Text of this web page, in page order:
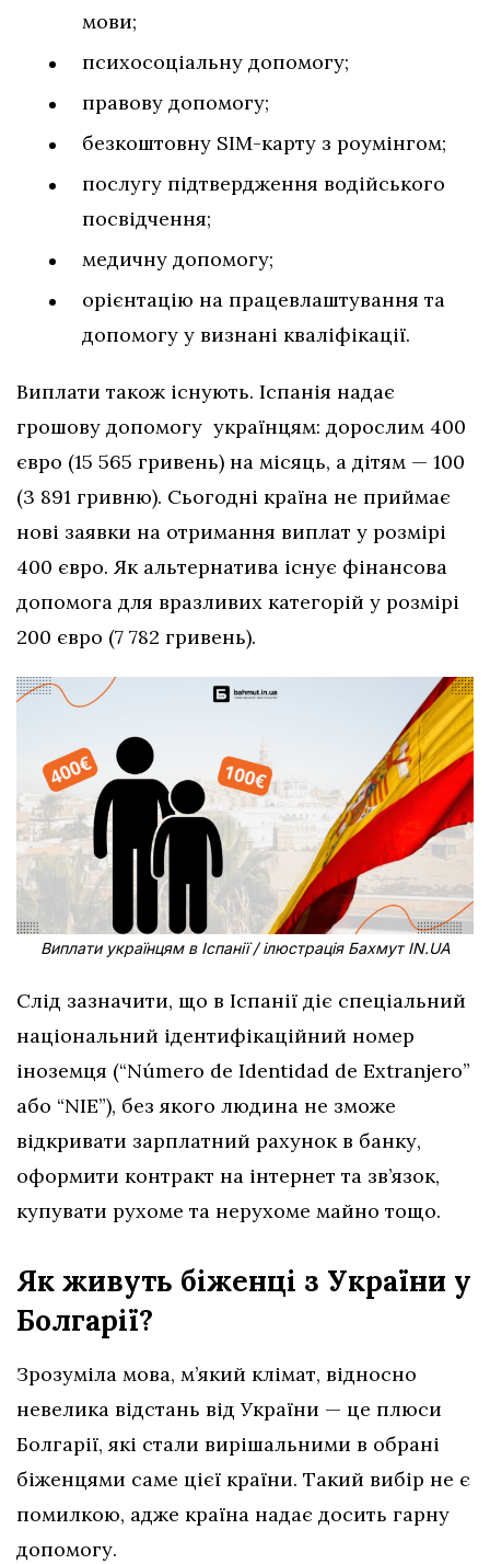
мови;
психосоціальну допомогу;
правову допомогу;
безкоштовну SIM-карту з роумінгом;
послугу підтвердження водійського
посвідчення;
медичну допомогу;
орієнтацію на працевлаштування та
допомогу у визнані кваліфікації.
Виплати також існують. Іспанія надає
грошову допомогу українцям: дорослим 400
євро (15 565 гривень) на місяць, а дітям — 100
(3 891 гривню). Сьогодні країна не приймає
нові заявки на отримання виплат у розмірі
400 євро. Як альтернатива існує фінансова
допомога для вразливих категорій у розмірі
200 євро (7 782 гривень).
Виплати українцям в Іспанії / ілюстрація Бахмут IN.UA
Слід зазначити, що в Іспанії діє спеціальний
національний ідентифікаційний номер
іноземця (“Número de Identidad de Extranjero”
або “NIE”), без якого людина не зможе
відкривати зарплатний рахунок в банку,
оформити контракт на інтернет та зв’язок,
купувати рухоме та нерухоме майно тощо.
Як живуть біженці з України у
Болгарії?
Зрозуміла мова, м’який клімат, відносно
невелика відстань від України — це плюси
Болгарії, які стали вирішальними в обрані
біженцями саме цієї країни. Такий вибір не є
помилкою, адже країна надає досить гарну
допомогу.